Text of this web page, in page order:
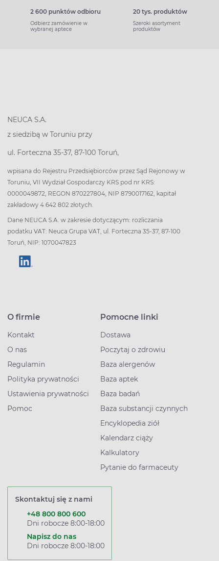
2 600 punktów odbioru
Odbierz zamówienie w
wybranej aptece
20 tys. produktów
Szeroki asortyment
produktów
NEUCA S.A.
z siedzibą w Toruniu przy
ul. Forteczna 35-37, 87-100 Toruń,
wpisana do Rejestru Przedsiębiorców przez Sąd Rejonowy w
Toruniu, VII Wydział Gospodarczy KRS pod nr KRS:
0000049872, REGON 870227804, NIP 8790017162, kapitał
zakładowy 4 642 802 złotych.
Dane NEUCA S.A. w zakresie dotyczącym: rozliczania
podatku VAT: Neuca Grupa VAT, ul. Forteczna 35-37, 87-100
Toruń, NIP: 1070047823
O firmie
Kontakt
O nas
Regulamin
Polityka prywatności
Ustawienia prywatności
Pomoc
Pomocne linki
Dostawa
Poczytaj o zdrowiu
Baza alergenów
Baza aptek
Baza badań
Baza substancji czynnych
Encyklopedia ziół
Kalendarz ciąży
Kalkulatory
Pytanie do farmaceuty
Skontaktuj się z nami
+48 800 800 600
Dni robocze 8:00-18:00
Napisz do nas
Dni robocze 8:00-18:00